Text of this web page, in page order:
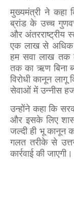
मुख्यमंत्री ने कहा
ब्रांड के उच्च
और अंतरराष्ट्रीय
एक लाख से अधिक
हम सवा लाख तक
तक का ऋण बिना
विरोधी कानून
सेवाओं में उन्नीस
उन्होंने कहा कि
और इसके लिए
जल्दी ही भू कानून
गलत तरीके से
कार्रवाई की जाएगी।